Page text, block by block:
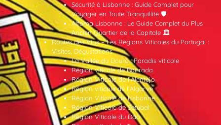
Sécurité à Lisbonne : Guide Complet pour
Voyager en Toute Tranquillité 🛡️
Alfama Lisbonne : Le Guide Complet du Plus
Ancien Quartier de la Capitale 🏛️
Routes des Vins – Les Régions Viticoles du Portugal :
Visites, Dégustations
La Vallée du Douro : Paradis viticole
Région viticole de Bairrada
Région Viticole de l’Alentejo
Région viticole de l’Algarve
Région Viticole de Lisbonne
Région Viticole de Setúbal
Région Viticole du Dão